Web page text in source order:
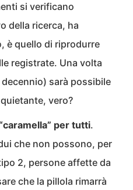
si verificano
della ricerca, ha
è quello di riprodurre
registrate. Una volta
sarà possibile
vero?
per tutti.
che non possono, per
2, persone affette da
che la pillola rimarrà